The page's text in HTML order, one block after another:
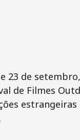
23 de
de Filmes